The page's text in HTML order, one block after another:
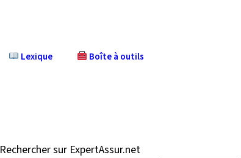
Lexique Boîte à outils
Rechercher sur ExpertAssur.net